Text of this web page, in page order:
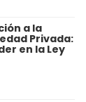
a la
Privada:
en la Ley